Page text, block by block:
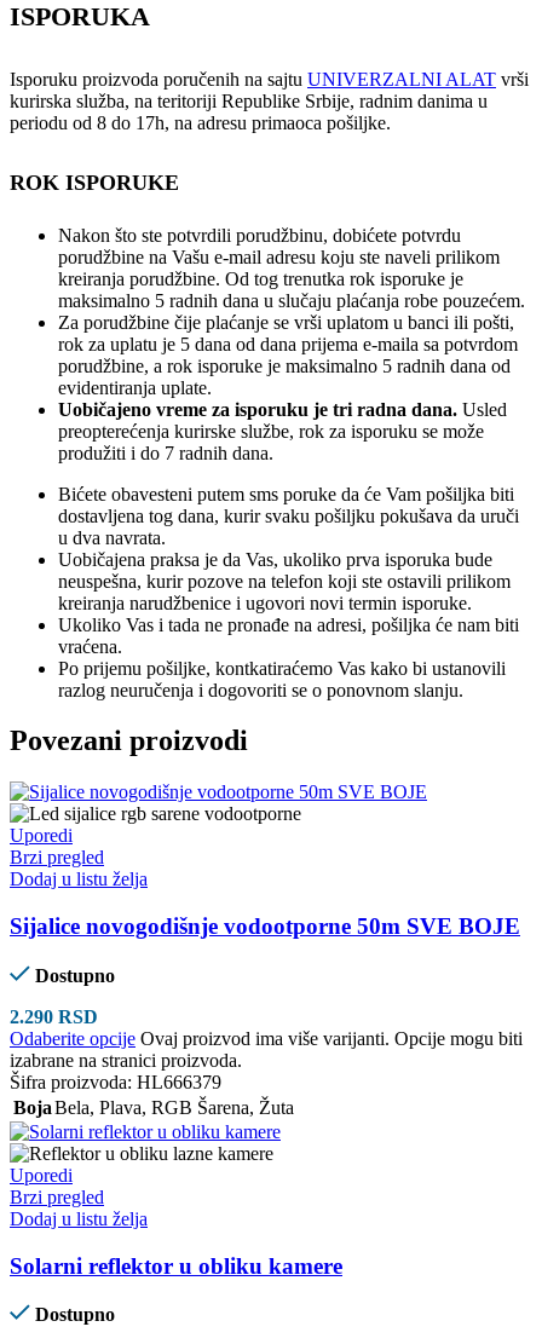
ISPORUKA
Isporuku proizvoda poručenih na sajtu UNIVERZALNI ALAT vrši
kurirska služba, na teritoriji Republike Srbije, radnim danima u
periodu od 8 do 17h, na adresu primaoca pošiljke.
ROK ISPORUKE
Nakon što ste potvrdili porudžbinu, dobićete potvrdu
porudžbine na Vašu e-mail adresu koju ste naveli prilikom
kreiranja porudžbine. Od tog trenutka rok isporuke je
maksimalno 5 radnih dana u slučaju plaćanja robe pouzećem.
Za porudžbine čije plaćanje se vrši uplatom u banci ili pošti,
rok za uplatu je 5 dana od dana prijema e-maila sa potvrdom
porudžbine, a rok isporuke je maksimalno 5 radnih dana od
evidentiranja uplate.
Uobičajeno vreme za isporuku je tri radna dana. Usled
preopterećenja kurirske službe, rok za isporuku se može
produžiti i do 7 radnih dana.
Bićete obavesteni putem sms poruke da će Vam pošiljka biti
dostavljena tog dana, kurir svaku pošiljku pokušava da uruči
u dva navrata.
Uobičajena praksa je da Vas, ukoliko prva isporuka bude
neuspešna, kurir pozove na telefon koji ste ostavili prilikom
kreiranja narudžbenice i ugovori novi termin isporuke.
Ukoliko Vas i tada ne pronađe na adresi, pošiljka će nam biti
vraćena.
Po prijemu pošiljke, kontkatiraćemo Vas kako bi ustanovili
razlog neuručenja i dogovoriti se o ponovnom slanju.
Povezani proizvodi
Uporedi
Brzi pregled
Dodaj u listu želja
Sijalice novogodišnje vodootporne 50m SVE BOJE
Dostupno
2.290 RSD
Odaberite opcije Ovaj proizvod ima više varijanti. Opcije mogu biti
izabrane na stranici proizvoda.
Šifra proizvoda: HL666379
BojaBela, Plava, RGB Šarena, Žuta
Uporedi
Brzi pregled
Dodaj u listu želja
Solarni reflektor u obliku kamere
Dostupno